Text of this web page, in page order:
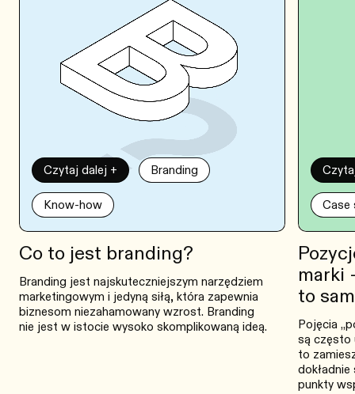
Czytaj dalej + Branding
Know-how
Co to jest branding?
Branding jest najskuteczniejszym narzędziem
marketingowym i jedyną siłą, która zapewnia
biznesom niezahamowany wzrost. Branding
nie jest w istocie wysoko skomplikowaną ideą.
Case
marki
to
Pojęcia
są często
to
punkty